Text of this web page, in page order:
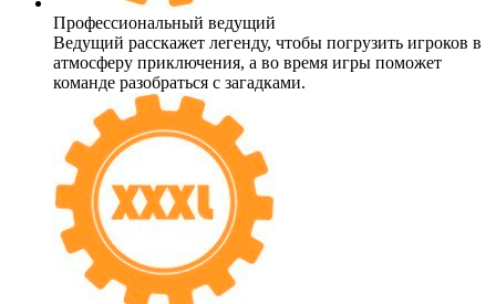
Профессиональный ведущий
Ведущий расскажет легенду, чтобы погрузить игроков в
атмосферу приключения, а во время игры поможет
команде разобраться с загадками.